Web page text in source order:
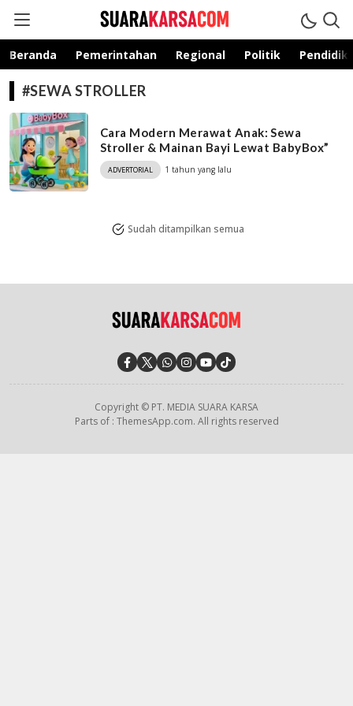
suarakarsa.com
Informasi terpercaya
Beranda Pemerintahan Regional Politik
#SEWA STROLLER
Cara Modern Merawat Anak: Sewa
Stroller & Mainan Bayi Lewat BabyBox”
ADVERTORIAL 1 tahun yang lalu
Sudah ditampilkan semua
Copyright © PT. MEDIA SUARA KARSA
Parts of : ThemesApp.com. All rights reserved